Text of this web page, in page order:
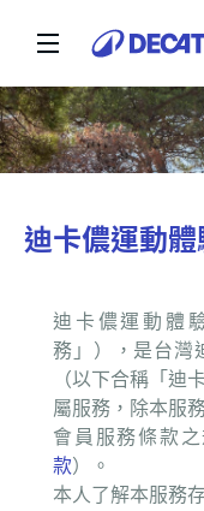
迪卡儂運動
迪卡儂運動體
務」），是台灣
（以下合稱「迪
屬服務，除本服
會員服務條款
款）。
本人了解本服務